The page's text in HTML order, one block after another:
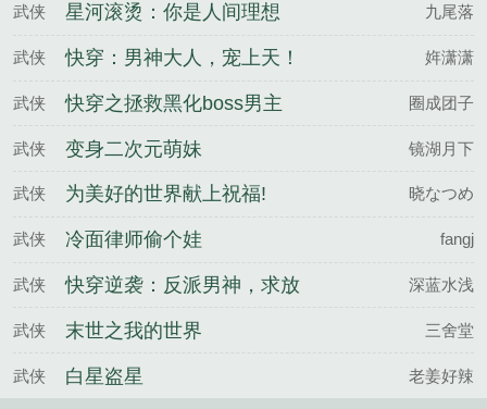
武侠 星河滚烫：你是人间理想 九尾落
武侠 快穿：男神大人，宠上天！ 姩潇潇
武侠 快穿之拯救黑化boss男主 圈成团子
武侠 变身二次元萌妹 镜湖月下
武侠 为美好的世界献上祝福! 晓なつめ
武侠 冷面律师偷个娃 fangj
武侠
快穿逆袭：反派男神，求放
过！
深蓝水浅
武侠 末世之我的世界 三舍堂
武侠 白星盗星 老姜好辣